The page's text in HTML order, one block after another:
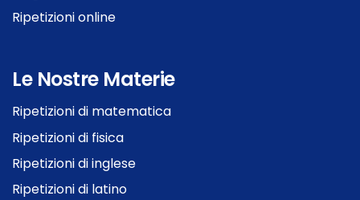
Ripetizioni online
Le Nostre Materie
Ripetizioni di matematica
Ripetizioni di fisica
Ripetizioni di inglese
Ripetizioni di latino